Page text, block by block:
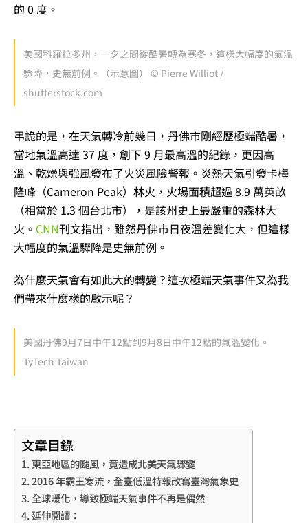
的 0 度。
美國科羅拉多州，一夕之間從酷暑轉為寒冬，這樣大幅度的氣溫
驟降，史無前例。（示意圖） © Pierre Williot /
shutterstock.com
弔詭的是，在天氣轉冷前幾日，丹佛市剛經歷極端酷暑，
當地氣溫高達 37 度，創下 9 月最高溫的紀錄，更因高
溫、乾燥與強風發布了火災風險警報。炎熱天氣引發卡梅
隆峰（Cameron Peak）林火，火場面積超過 8.9 萬英畝
（相當於 1.3 個台北市），是該州史上最嚴重的森林大
火。 CNN刊文指出，雖然丹佛市日夜溫差變化大，但這樣
大幅度的氣溫驟降是史無前例。
為什麼天氣會有如此大的轉變？這次極端天氣事件又為我
們帶來什麼樣的啟示呢？
美國丹佛9月7日中午12點到9月8日中午12點的氣溫變化。
TyTech Taiwan
文章目錄
東亞地區的颱風，竟造成北美天氣驟變
2016 年霸王寒流，全臺低溫特報改寫臺灣氣象史
全球暖化，導致極端天氣事件不再是偶然
延伸閱讀：